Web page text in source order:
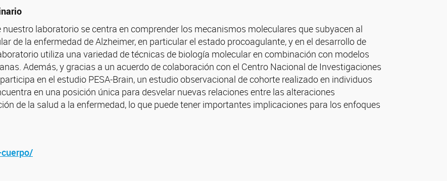
nuestro laboratorio se centra en comprender los mecanismos moleculares que subyacen al
de la enfermedad de Alzheimer, en particular el estado procoagulante, y en el desarrollo de
utiliza una variedad de técnicas de biología molecular en combinación con modelos
Además, y gracias a un acuerdo de colaboración con el Centro Nacional de Investigaciones
en el estudio PESA-Brain, un estudio observacional de cohorte realizado en individuos
en una posición única para desvelar nuevas relaciones entre las alteraciones
de la salud a la enfermedad, lo que puede tener importantes implicaciones para los enfoques